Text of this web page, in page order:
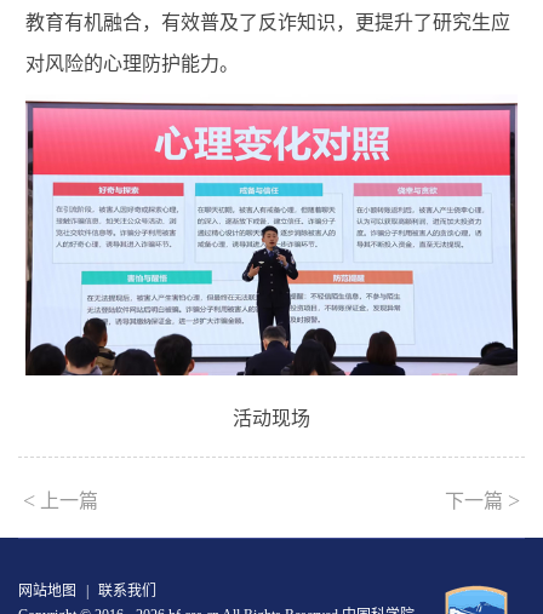
教育有机融合，有效普及了反诈知识，更提升了研究生应
对风险的心理防护能力。
活动现场
< 上一篇 下一篇 >
网站地图
联系我们